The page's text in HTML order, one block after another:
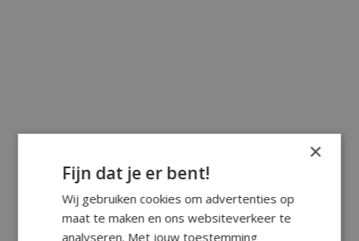
×
Fijn dat je er bent!
Wij gebruiken cookies om advertenties op
maat te maken en ons websiteverkeer te
analyseren. Met jouw toestemming